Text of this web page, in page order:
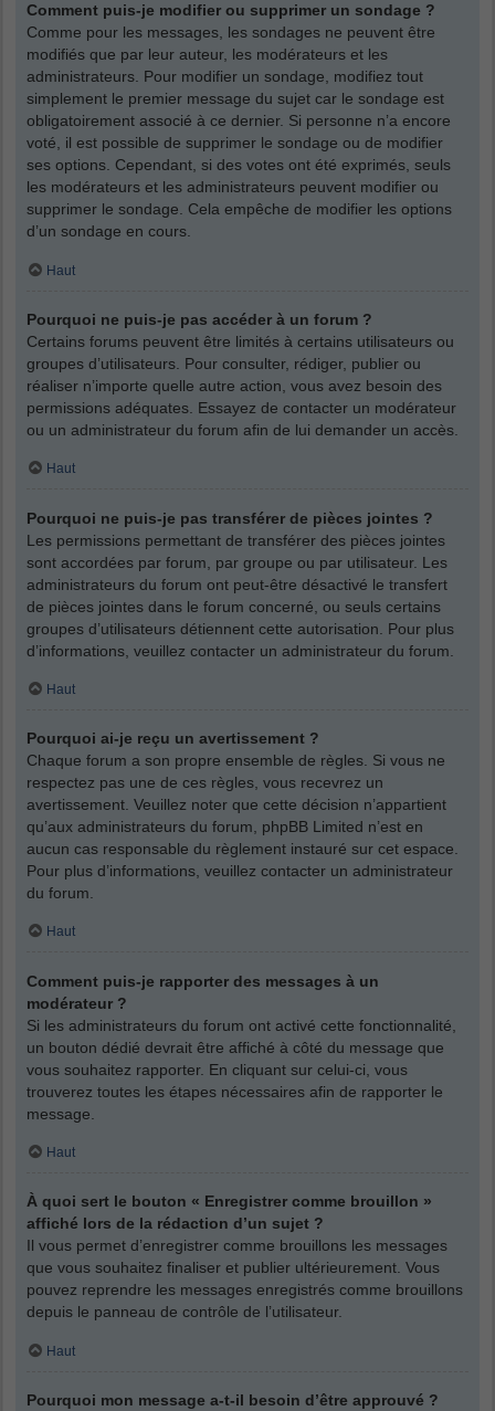
Comment puis-je modifier ou supprimer un sondage ?
Comme pour les messages, les sondages ne peuvent être
modifiés que par leur auteur, les modérateurs et les
administrateurs. Pour modifier un sondage, modifiez tout
simplement le premier message du sujet car le sondage est
obligatoirement associé à ce dernier. Si personne n’a encore
voté, il est possible de supprimer le sondage ou de modifier
ses options. Cependant, si des votes ont été exprimés, seuls
les modérateurs et les administrateurs peuvent modifier ou
supprimer le sondage. Cela empêche de modifier les options
d’un sondage en cours.
Haut
Pourquoi ne puis-je pas accéder à un forum ?
Certains forums peuvent être limités à certains utilisateurs ou
groupes d’utilisateurs. Pour consulter, rédiger, publier ou
réaliser n’importe quelle autre action, vous avez besoin des
permissions adéquates. Essayez de contacter un modérateur
ou un administrateur du forum afin de lui demander un accès.
Haut
Pourquoi ne puis-je pas transférer de pièces jointes ?
Les permissions permettant de transférer des pièces jointes
sont accordées par forum, par groupe ou par utilisateur. Les
administrateurs du forum ont peut-être désactivé le transfert
de pièces jointes dans le forum concerné, ou seuls certains
groupes d’utilisateurs détiennent cette autorisation. Pour plus
d’informations, veuillez contacter un administrateur du forum.
Haut
Pourquoi ai-je reçu un avertissement ?
Chaque forum a son propre ensemble de règles. Si vous ne
respectez pas une de ces règles, vous recevrez un
avertissement. Veuillez noter que cette décision n’appartient
qu’aux administrateurs du forum, phpBB Limited n’est en
aucun cas responsable du règlement instauré sur cet espace.
Pour plus d’informations, veuillez contacter un administrateur
du forum.
Haut
Comment puis-je rapporter des messages à un
modérateur ?
Si les administrateurs du forum ont activé cette fonctionnalité,
un bouton dédié devrait être affiché à côté du message que
vous souhaitez rapporter. En cliquant sur celui-ci, vous
trouverez toutes les étapes nécessaires afin de rapporter le
message.
Haut
À quoi sert le bouton « Enregistrer comme brouillon »
affiché lors de la rédaction d’un sujet ?
Il vous permet d’enregistrer comme brouillons les messages
que vous souhaitez finaliser et publier ultérieurement. Vous
pouvez reprendre les messages enregistrés comme brouillons
depuis le panneau de contrôle de l’utilisateur.
Haut
Pourquoi mon message a-t-il besoin d’être approuvé ?